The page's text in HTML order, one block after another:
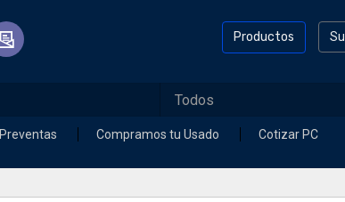
Productos
Preventas Compramos tu Usado Cotizar PC